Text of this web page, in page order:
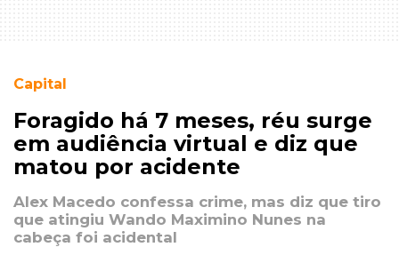
Capital
Foragido há 7 meses, réu surge
em audiência virtual e diz que
matou por acidente
Alex Macedo confessa crime, mas diz que tiro
que atingiu Wando Maximino Nunes na
cabeça foi acidental